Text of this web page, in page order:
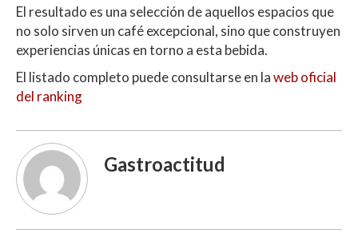
El resultado es una selección de aquellos espacios que
no solo sirven un café excepcional, sino que construyen
experiencias únicas en torno a esta bebida.
El listado completo puede consultarse en laweb oficial
del ranking
Gastroactitud